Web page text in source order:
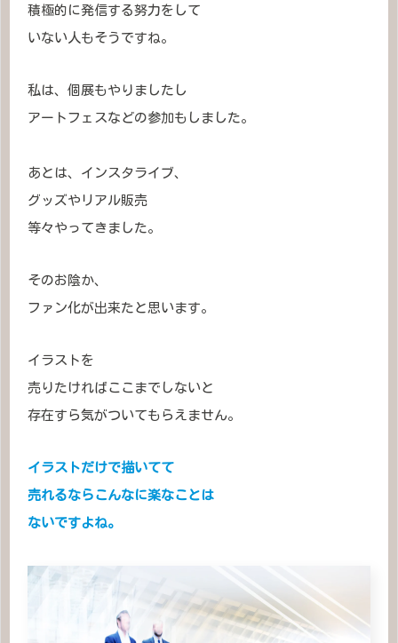
積極的に発信する努力をして
いない人もそうですね。
私は、個展もやりましたし
アートフェスなどの参加もしました。
あとは、インスタライブ、
グッズやリアル販売
等々やってきました。
そのお陰か、
ファン化が出来たと思います。
イラストを
売りたければここまでしないと
存在すら気がついてもらえません。
イラストだけで描いてて
売れるならこんなに楽なことは
ないですよね。